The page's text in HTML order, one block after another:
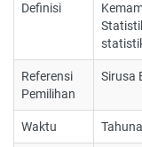
Definisi
Referensi
Pemilihan
Sirusa
Waktu